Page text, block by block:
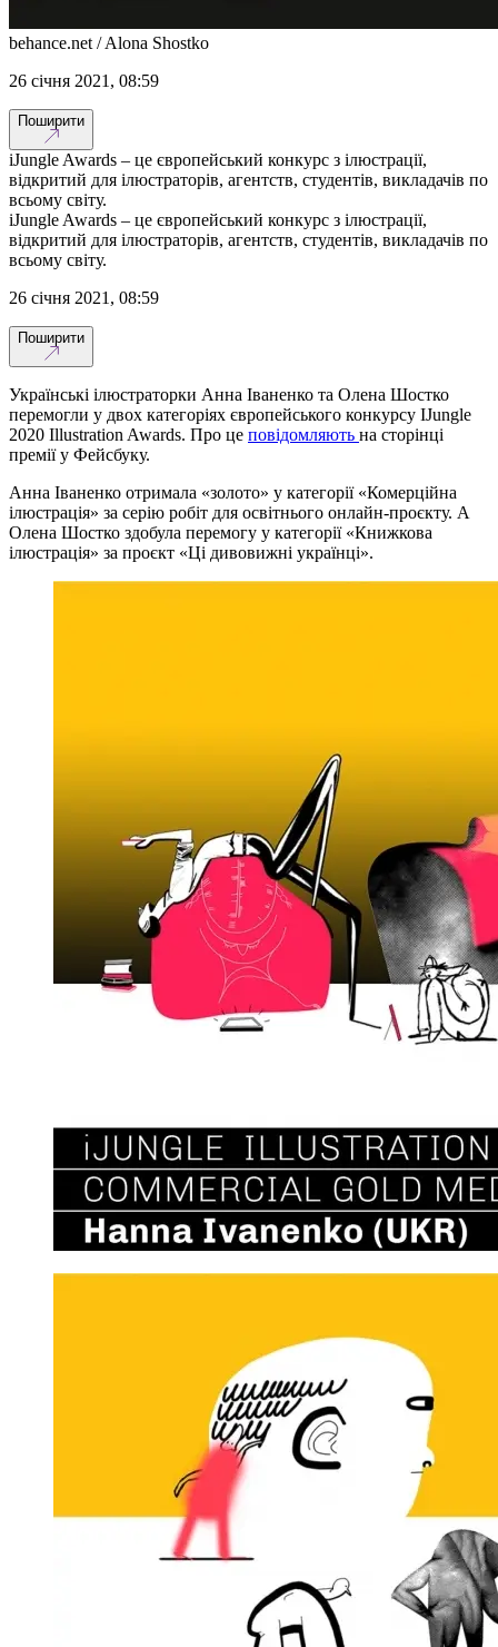
behance.net / Alona Shostko
26 січня 2021, 08:59
Поширити
iJungle Awards – це європейський конкурс з ілюстрації,
відкритий для ілюстраторів, агентств, студентів, викладачів по
всьому світу.
iJungle Awards – це європейський конкурс з ілюстрації,
відкритий для ілюстраторів, агентств, студентів, викладачів по
всьому світу.
26 січня 2021, 08:59
Поширити
Українські ілюстраторки Анна Іваненко та Олена Шостко
перемогли у двох категоріях європейського конкурсу IJungle
2020 Illustration Awards. Про це повідомляють на сторінці
премії у Фейсбуку.
Анна Іваненко отримала «золото» у категорії «Комерційна
ілюстрація» за серію робіт для освітнього онлайн-проєкту. А
Олена Шостко здобула перемогу у категорії «Книжкова
ілюстрація» за проєкт «Ці дивовижні українці».